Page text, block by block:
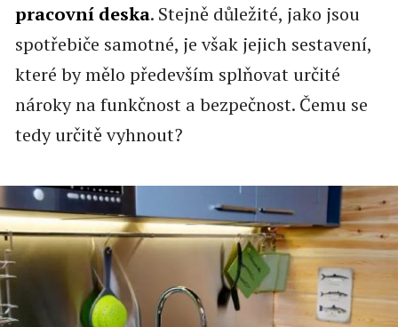
pracovní deska. Stejně důležité, jako jsou
spotřebiče samotné, je však jejich sestavení,
které by mělo především splňovat určité
nároky na funkčnost a bezpečnost. Čemu se
tedy určitě vyhnout?